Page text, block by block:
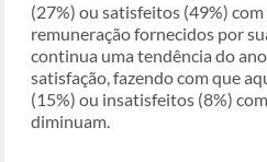
(27%) ou satisfeitos (49%)
remuneração fornecidos por
continua uma tendência do
satisfação, fazendo com que
(15%) ou insatisfeitos (8%)
diminuam.